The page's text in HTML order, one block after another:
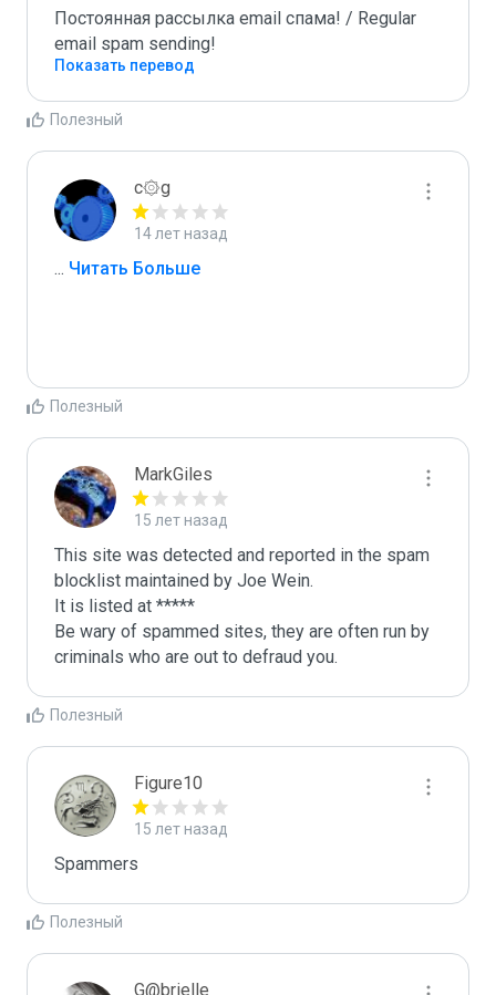
Постоянная рассылка email спама! / Regular
email spam sending!
Показать перевод
Полезный
c۞g
14 лет назад
... Читать Больше
Полезный
MarkGiles
15 лет назад
This site was detected and reported in the spam
blocklist maintained by Joe Wein.
It is listed at *****
Be wary of spammed sites, they are often run by
criminals who are out to defraud you.
Полезный
Figure10
15 лет назад
Spammers
Полезный
G@brielle